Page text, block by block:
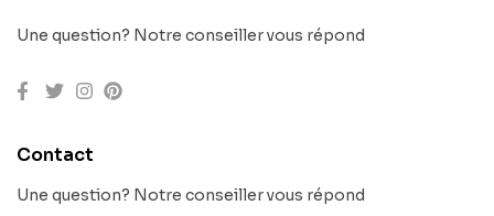
Une question? Notre conseiller vous répond
Contact
Une question? Notre conseiller vous répond